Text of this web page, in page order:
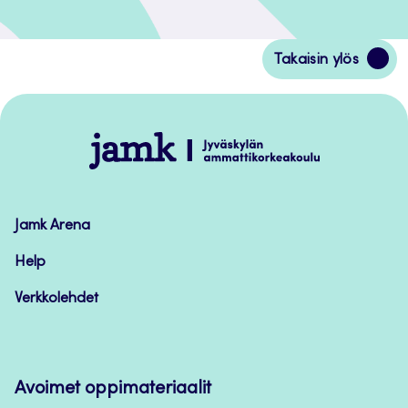
Takaisin ylös
Siirry
takaisin
Jamk
–
Jamk Arena
Help
Verkkolehdet
Avoimet oppimateriaalit